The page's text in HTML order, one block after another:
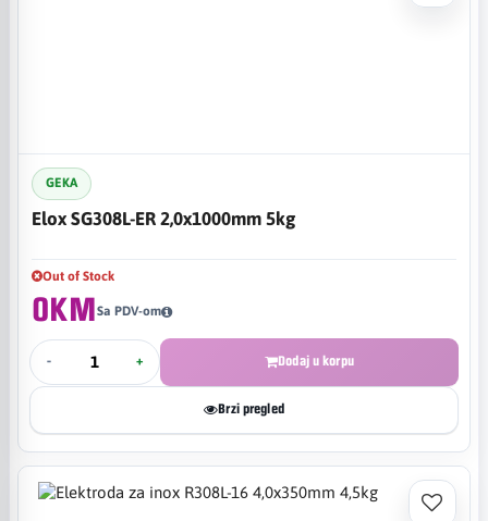
GEKA
Elox SG308L-ER 2,0x1000mm 5kg
Out of Stock
0KMSa PDV-om
- + Dodaj u korpu
Brzi pregled